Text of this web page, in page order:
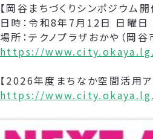
【岡谷まちづくりシンポジウム開
日時：令和8年7月12日 日曜日
場所：テクノプラザおかや（岡
https://
【2026年度まちなか空間活用ア
https://